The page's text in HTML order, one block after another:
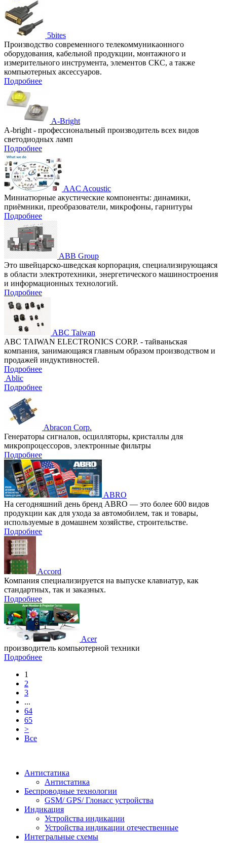
5bites
Производство современного телекоммуникаонного
оборудования, кабельной продукции, монтажного и
измерительного инструмента, элементов СКС, а также
компьютерных аксессуаров.
Подробнее
A-Bright
A-bright - профессиональный производитель всех видов
светодиодных ламп
Подробнее
AAC Acoustic
Миниатюрные акустические компоненты: динамики,
приёмники, преобразователи, микрофоны, гарнитуры
Подробнее
ABB Group
Это швейцарско-шведская корпорация, специализирующаяся
в области электротехники, энергетического машиностроения
и информационных технологий.
Подробнее
ABC Taiwan
ABC TAIWAN ELECTRONICS CORP. - тайваньская
компания, занимающаяся главным образом производством и
продажей индуктивностей.
Подробнее
Ablic
Подробнее
Abracon Corp.
Генераторы сигналов, осцилляторы, кристаллы для
микропроцессоров, электронные фильтры
Подробнее
ABRO
На сегодняшний день бренд ABRO — это более 600 видов
продукции как для ухода за автомобилем, так и товары,
используемые в домашнем хозяйстве, строительстве.
Подробнее
Accord
Компания специализируется на выпуске клавиатур, как
стандартных, так и заказных.
Подробнее
Acer
производитель компьютерной техники
Подробнее
1
2
3
...
64
65
>
Все
Антистатика
Антистатика
Беспроводные технологии
GSM/ GPS/ Глонасс устройства
Индикация
Устройства индикации
Устройства индикации отечественные
Интегральные схемы